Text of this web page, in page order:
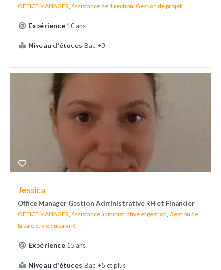
OFFICE MANAGER Assistance de direction Gestion de projet
Expérience 10 ans
Niveau d'études Bac +3
Jessica
Office Manager Gestion Administrative RH et Financier
OFFICE MANAGER Assistance administrative et gestion Gestion de
la paie et vie du salarié
Expérience 15 ans
Niveau d'études Bac +5 et plus